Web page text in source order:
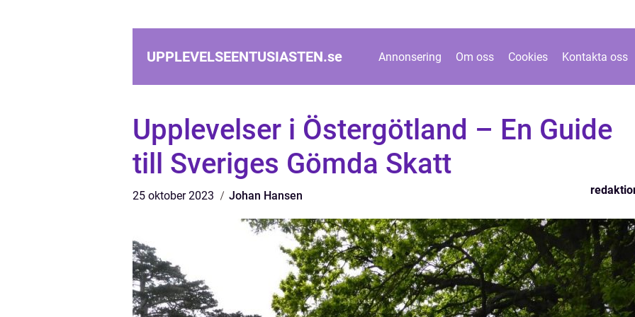
UPPLEVELSEENTUSIASTEN.se Annonsering Om oss Cookies Kontakta oss
Upplevelser i Östergötland – En Guide
till Sveriges Gömda Skatt
25 oktober 2023 Johan Hansen